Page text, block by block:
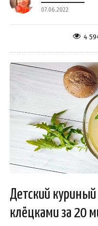
07.06.2022
4
Детский
клёцками за 20